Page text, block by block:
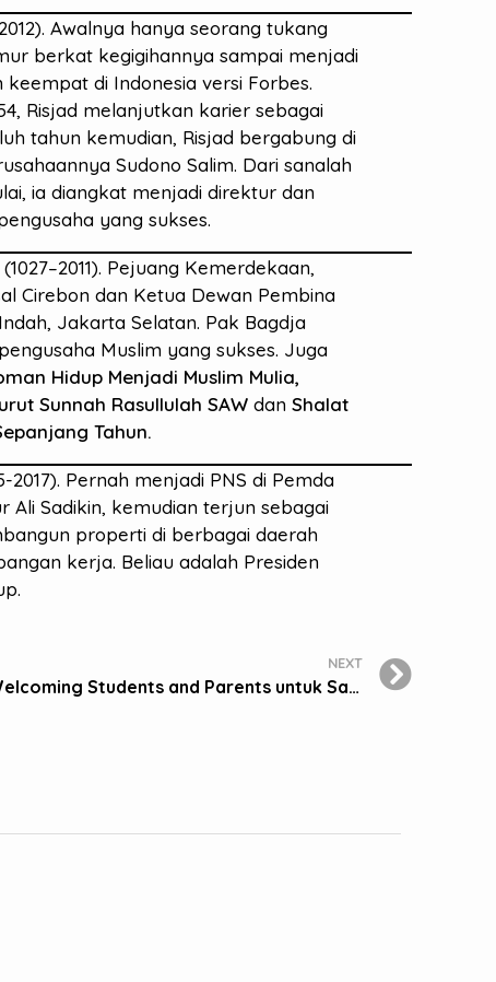
Awalnya hanya seorang tukang
berkat kegigihannya sampai menjadi
di Indonesia versi Forbes.
Risjad melanjutkan karier sebagai
tahun kemudian, Risjad bergabung di
Sudono Salim. Dari sanalah
ia diangkat menjadi direktur dan
yang sukses.
(1027–2011). Pejuang Kemerdekaan,
Cirebon dan Ketua Dewan Pembina
Jakarta Selatan. Pak Bagdja
Muslim yang sukses. Juga
Hidup Menjadi Muslim Mulia,
Sunnah Rasullulah SAW dan Shalat
Tahun.
2017). Pernah menjadi PNS di Pemda
Ali Sadikin, kemudian terjun sebagai
properti di berbagai daerah
kerja. Beliau adalah Presiden
NEXT
Sekolah BM 400 Gelar Welcoming Students and Parents untuk Sambut Siswa Baru